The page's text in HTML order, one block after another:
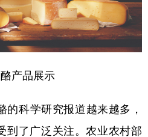
产品展示
的科学研究报道越来越多，
到了广泛关注。农业农村部